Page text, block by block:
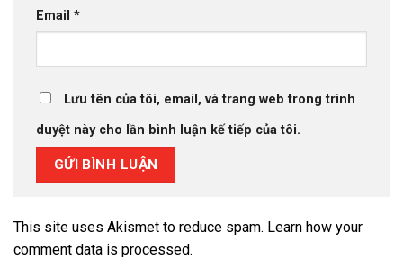
Email *
Lưu tên của tôi, email, và trang web trong trình
duyệt này cho lần bình luận kế tiếp của tôi.
This site uses Akismet to reduce spam. Learn how your
comment data is processed.